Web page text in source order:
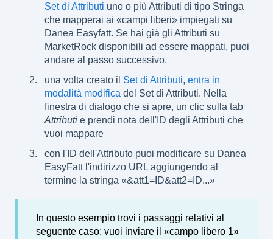
Set di Attributi uno o più Attributi di tipo Stringa
che mapperai ai «campi liberi» impiegati su
Danea Easyfatt. Se hai già gli Attributi su
MarketRock disponibili ad essere mappati, puoi
andare al passo successivo.
una volta creato il Set di Attributi, entra in
modalità modifica del Set di Attributi. Nella
finestra di dialogo che si apre, un clic sulla tab
Attributi e prendi nota dell'ID degli Attributi che
vuoi mappare
con l'ID dell'Attributo puoi modificare su Danea
EasyFatt l'indirizzo URL aggiungendo al
termine la stringa «&att1=ID&att2=ID...»
In questo esempio trovi i passaggi relativi al
seguente caso: vuoi inviare il «campo libero 1»